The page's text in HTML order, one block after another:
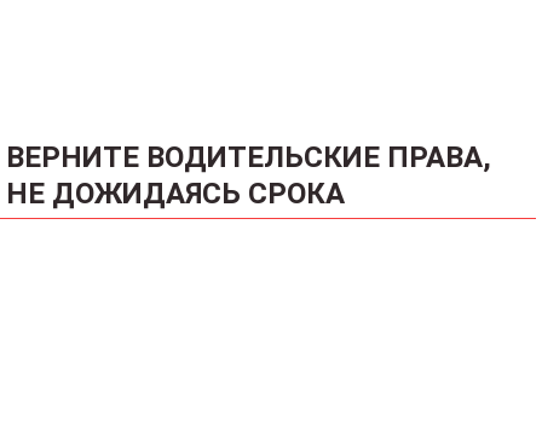
ВЕРНИТЕ ВОДИТЕЛЬСКИЕ ПРАВА,
НЕ ДОЖИДАЯСЬ СРОКА